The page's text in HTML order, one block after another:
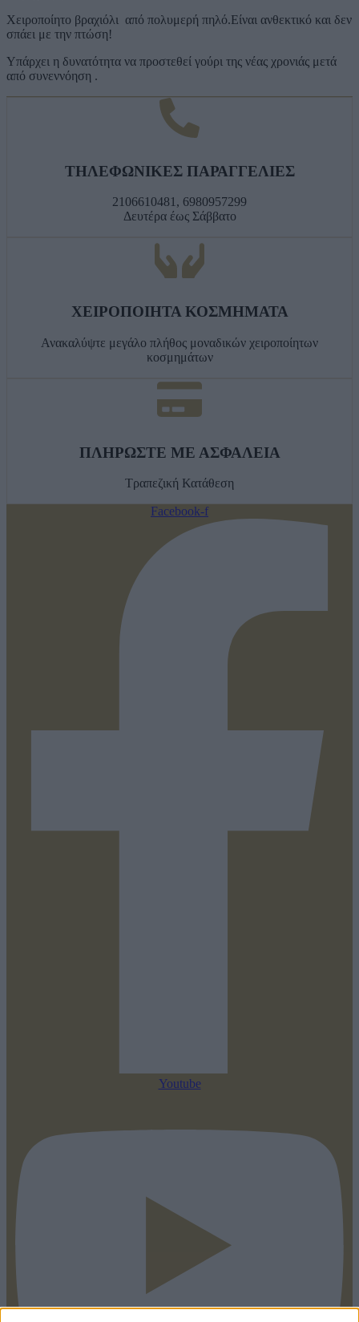
Χειροποίητο βραχιόλι από πολυμερή πηλό.Είναι ανθεκτικό και δεν
σπάει με την πτώση!
Υπάρχει η δυνατότητα να προστεθεί γούρι της νέας χρονιάς μετά
από συνεννόηση .
ΤΗΛΕΦΩΝΙΚΕΣ ΠΑΡΑΓΓΕΛΙΕΣ
2106610481, 6980957299
Δευτέρα έως Σάββατο
ΧΕΙΡΟΠΟΙΗΤΑ ΚΟΣΜΗΜΑΤΑ
Ανακαλύψτε μεγάλο πλήθος μοναδικών χειροποίητων
κοσμημάτων
ΠΛΗΡΩΣΤΕ ΜΕ ΑΣΦΑΛΕΙΑ
Τραπεζική Κατάθεση
Facebook-f
Youtube